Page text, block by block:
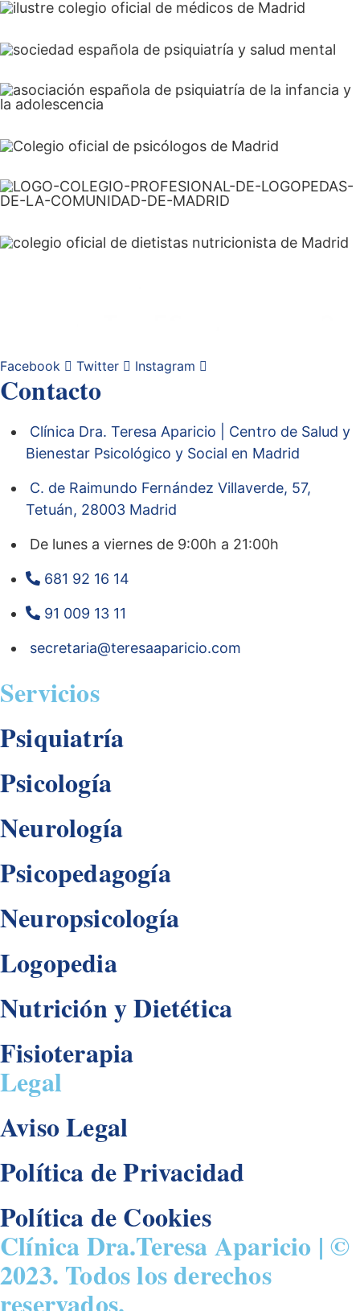
Facebook Twitter Instagram
Contacto
Clínica Dra. Teresa Aparicio | Centro de Salud y
Bienestar Psicológico y Social en Madrid
C. de Raimundo Fernández Villaverde, 57,
Tetuán, 28003 Madrid
De lunes a viernes de 9:00h a 21:00h
681 92 16 14
91 009 13 11
secretaria@teresaaparicio.com
Servicios
Psiquiatría
Psicología
Neurología
Psicopedagogía
Neuropsicología
Logopedia
Nutrición y Dietética
Fisioterapia
Legal
Aviso Legal
Política de Privacidad
Política de Cookies
Clínica Dra.Teresa Aparicio | ©
2023. Todos los derechos
reservados.